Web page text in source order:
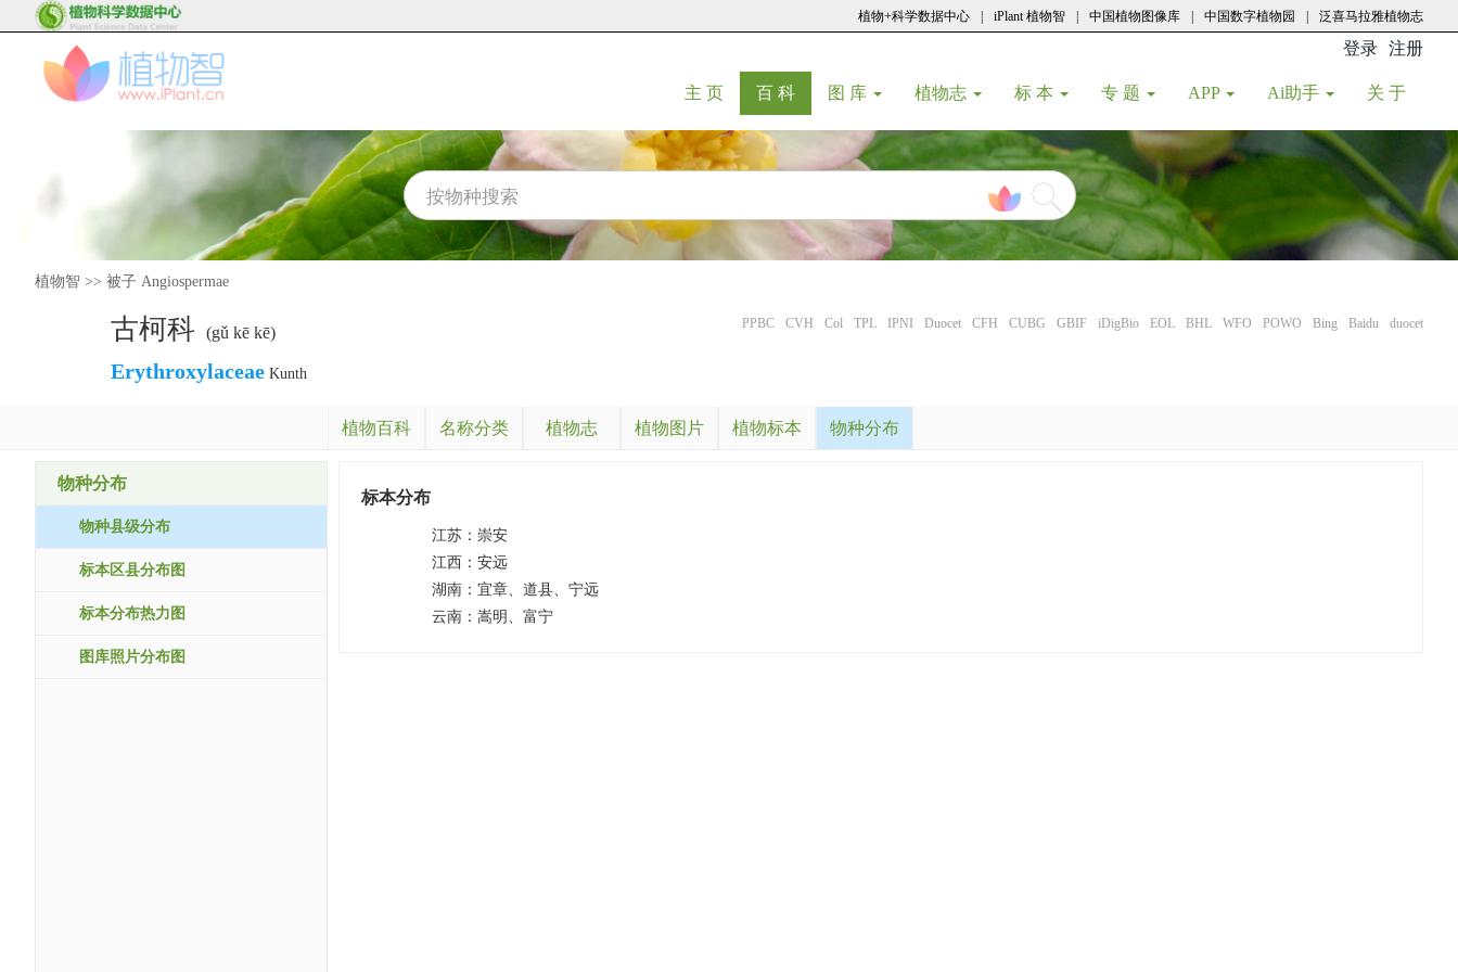
植物+科学数据中心 iPlant 植物智 中国植物图像库 中国数字植物园 泛喜马拉雅植物志
登录 注册
主 页(current)
百 科(current)
图 库 植物志 标 本 专 题 APP Ai助手 关 于
植物智 >> 被子 Angiospermae
古柯科 (gǔ kē kē) PPBC CVH Col TPL IPNI Duocet CFH CUBG GBIF iDigBio EOL BHL WFO POWO Bing Baidu duocet
Erythroxylaceae Kunth
植物百科 名称分类 植物志 植物图片 植物标本 物种分布
物种分布
物种县级分布
标本区县分布图
标本分布热力图
图库照片分布图
标本分布
江苏： 崇安
江西： 安远
湖南： 宜章、道县、宁远
云南： 嵩明、富宁